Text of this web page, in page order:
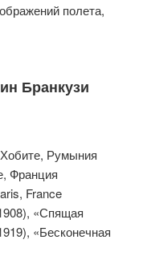
полета,
Бранкузи
Румыния
Франция
France
«Спящая
«Бесконечная